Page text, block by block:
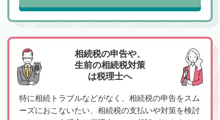
相続税の申告や、
生前の相続税対策
は税理士へ
特に相続トラブルなどがなく、相続税の申告をスム
ーズにおこないたい、相続税の支払いや対策を検討